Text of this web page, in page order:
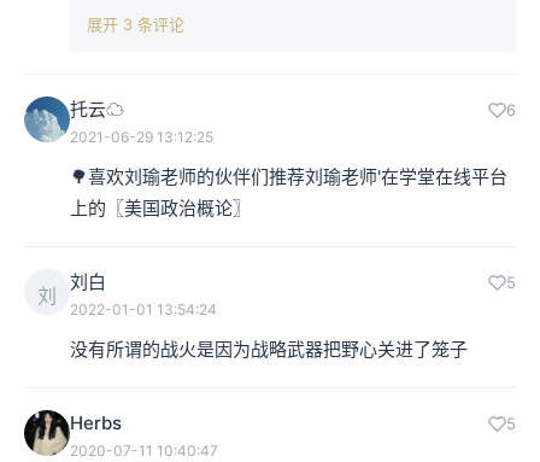
展开 3 条评论
托云☁ 6
2021-06-29 13:12:25
🌳喜欢刘瑜老师的伙伴们推荐刘瑜老师'在学堂在线平台
上的〖美国政治概论〗
刘
刘白 5
2022-01-01 13:54:24
没有所谓的战火是因为战略武器把野心关进了笼子
Herbs 5
2020-07-11 10:40:47